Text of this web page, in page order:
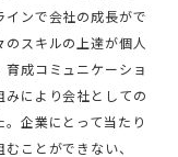
ンで会社の成長がで
スキルの上達が個人
成コミュニケーショ
みにより会社としての
企業にとって当たり
ことができない、